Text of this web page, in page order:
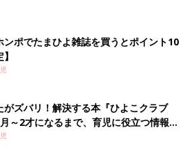
ンポでたまひよ雑誌を買うとポイント10
がズバリ！解決する本『ひよこクラブ
～2才になるまで、育児に役立つ情報が